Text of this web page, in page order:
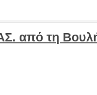
από τη